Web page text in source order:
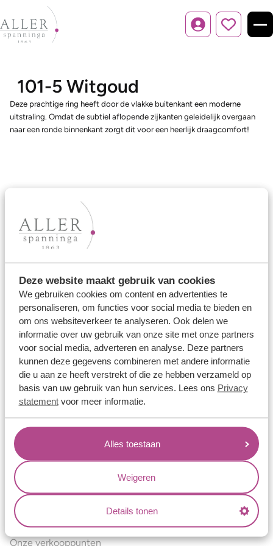
Deze website maakt gebruik van cookies
We gebruiken cookies om content en advertenties te
personaliseren, om functies voor social media te bieden en
om ons websiteverkeer te analyseren. Ook delen we
informatie over uw gebruik van onze site met onze partners
voor social media, adverteren en analyse. Deze partners
kunnen deze gegevens combineren met andere informatie
die u aan ze heeft verstrekt of die ze hebben verzameld op
basis van uw gebruik van hun services. Lees ons Privacy
statementvoor meer informatie.
Alles toestaan
Weigeren
Details tonen
Inloggen
101-5 Witgoud
Deze prachtige ring heeft door de vlakke buitenkant een moderne
uitstraling. Omdat de subtiel aflopende zijkanten geleidelijk overgaan
naar een ronde binnenkant zorgt dit voor een heerlijk draagcomfort!
Ons aanbod
Trouwringen
Verlovingsringen
Vriendschapsringen
Over ons
Aller Spanninga
Historie
Certificaten
Blogs
Jouw voordelen
Conflictvrije Materialen
Oneindig veel mogelijkheden
Kwaliteit
Juweliers & Contact
Onze verkooppunten